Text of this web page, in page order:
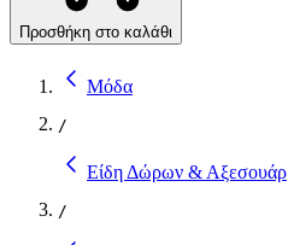
Προσθήκη στο καλάθι
Μόδα
/
Είδη Δώρων & Αξεσουάρ
/